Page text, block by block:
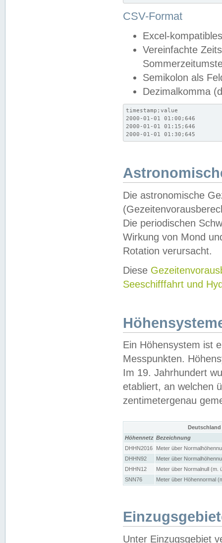
CSV-Format
Excel-
Vereinfachte
Semikolon als
Dezimalkomma
timestamp;value
2000-01-01 01:00;646
2000-01-01 01:15;646
2000-01-01 01:30;645
Die astronomische
Die periodischen
Wirkung von Mond
Rotation verursacht.
Diese
Seeschifffahrt und
Ein Höhensystem ist
Messpunkten.
Im 19. Jahrhundert
etabliert, an welchen
zentimetergenau
Höhennetz Bezeichnung
DHHN2016
Meter über
DHHN92
Meter über
DHHN12
Meter über Normalnull (m.
SNN76
Meter über Höhennormal
Unter Einzugsgebiet